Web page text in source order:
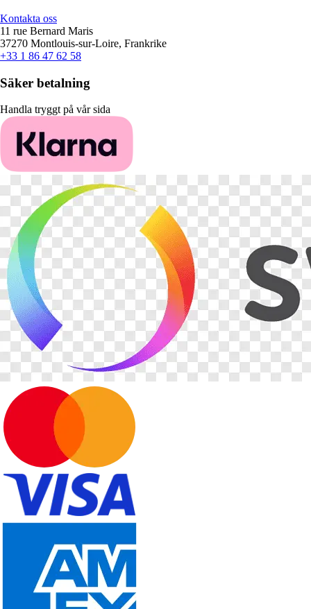
Kontakta oss
11 rue Bernard Maris
37270 Montlouis-sur-Loire, Frankrike
+33 1 86 47 62 58
Säker betalning
Handla tryggt på vår sida